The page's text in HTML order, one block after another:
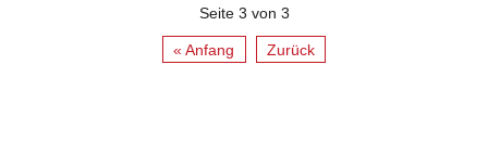
Seite 3 von 3
« Anfang Zurück